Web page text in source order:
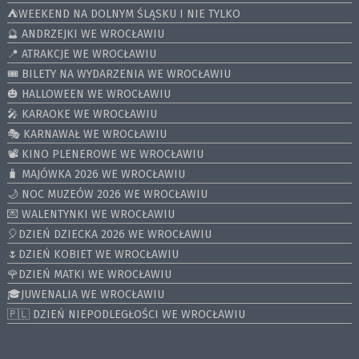
⛺️WEEKEND NA DOLNYM ŚLĄSKU I NIE TYLKO
🔮 ANDRZEJKI WE WROCŁAWIU
📍 ATRAKCJE WE WROCŁAWIU
🎟️ BILETY NA WYDARZENIA WE WROCŁAWIU
🎃 HALLOWEEN WE WROCŁAWIU
🎤 KARAOKE WE WROCŁAWIU
🎭 KARNAWAŁ WE WROCŁAWIU
📽️ KINO PLENEROWE WE WROCŁAWIU
🧳 MAJÓWKA 2026 WE WROCŁAWIU
🌙 NOC MUZEÓW 2026 WE WROCŁAWIU
💌 WALENTYNKI WE WROCŁAWIU
🎈DZIEŃ DZIECKA 2026 WE WROCŁAWIU
🌷DZIEŃ KOBIET WE WROCŁAWIU
🌹DZIEŃ MATKI WE WROCŁAWIU
🎓JUWENALIA WE WROCŁAWIU
🇵🇱 DZIEŃ NIEPODLEGŁOŚCI WE WROCŁAWIU